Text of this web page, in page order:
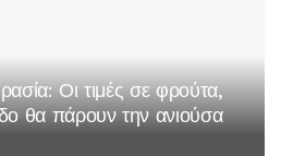
Οι τιμές σε φρούτα,
θα πάρουν την ανιούσα